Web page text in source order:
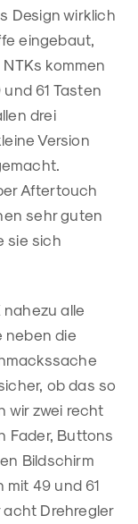
Design wirklich
eingebaut,
kommen
61 Tasten
drei
Version
Aftertouch
sehr guten
sie sich
alle
neben die
ob das so
wir zwei recht
Fader, Buttons
Bildschirm
mit 49 und 61
Drehregler